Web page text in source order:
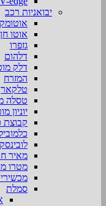
יבואניות רכב
אוטו חן
גזפרו
דלהום
דלק
המזרח
טלקאר
טסלה
יוניון
קבוצת
מאיר
מטרו
סמלת